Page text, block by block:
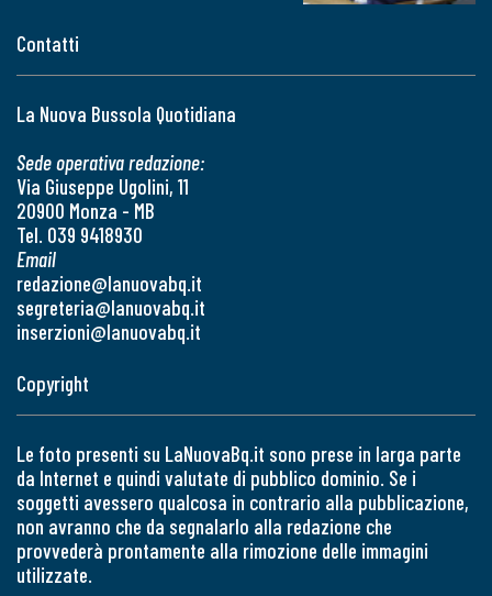
Contatti
La Nuova Bussola Quotidiana
Sede operativa redazione:
Via Giuseppe Ugolini, 11
20900 Monza - MB
Tel. 039 9418930
Email
redazione@lanuovabq.it
segreteria@lanuovabq.it
inserzioni@lanuovabq.it
Copyright
Le foto presenti su LaNuovaBq.it sono prese in larga parte
da Internet e quindi valutate di pubblico dominio. Se i
soggetti avessero qualcosa in contrario alla pubblicazione,
non avranno che da segnalarlo alla redazione che
provvederà prontamente alla rimozione delle immagini
utilizzate.